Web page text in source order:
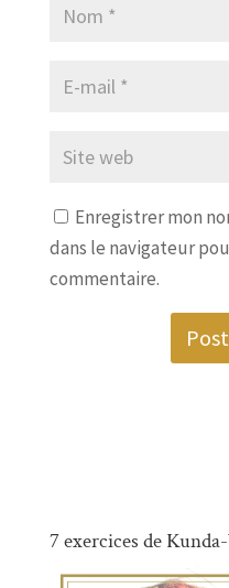
Enregistrer mon
dans le navigateur
commentaire.
7 exercices de